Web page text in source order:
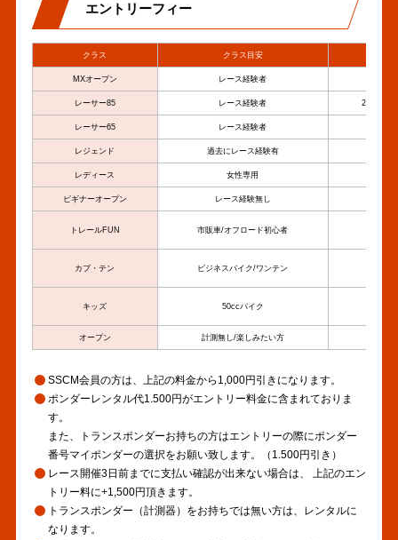
エントリーフィー
クラス クラス目安
MXオープン レース経験者
レーサー85 レース経験者 2st85cc/
レーサー65 レース経験者
レジェンド 過去にレース経験有
レディース 女性専用
ビギナーオープン レース経験無し
トレールFUN 市販車/オフロード初心者
カブ・テン ビジネスバイク/ワンテン
キッズ 50ccバイク
オープン 計測無し/楽しみたい方
SSCM会員の方は、上記の料金から1,000円引きになります。
ポンダーレンタル代1.500円がエントリー料金に含まれておりま
す。
また、トランスポンダーお持ちの方はエントリーの際にポンダー
番号マイポンダーの選択をお願い致します。（1.500円引き）
レース開催3日前までに支払い確認が出来ない場合は、 上記のエン
トリー料に+1,500円頂きます。
トランスポンダー（計測器）をお持ちでは無い方は、レンタルに
なります。